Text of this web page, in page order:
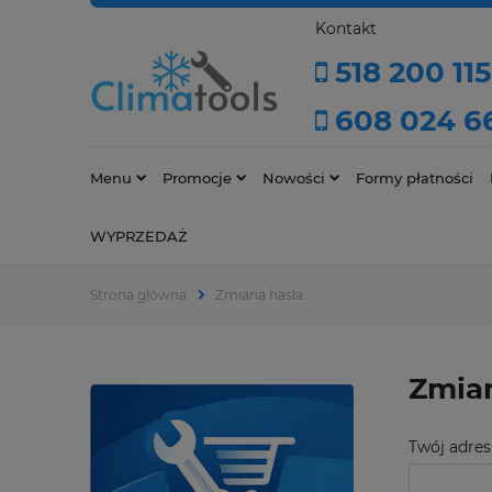
Kontakt
518 200 115
608 024
Menu Promocje Nowości Formy płatności
WYPRZEDAŻ
Strona główna Zmiana hasła
Twój